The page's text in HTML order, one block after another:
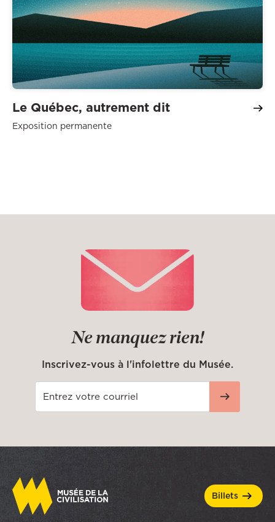
Le Québec, autrement dit
Exposition permanente
Ne manquez rien!
Inscrivez-vous à l'infolettre du Musée.
billets